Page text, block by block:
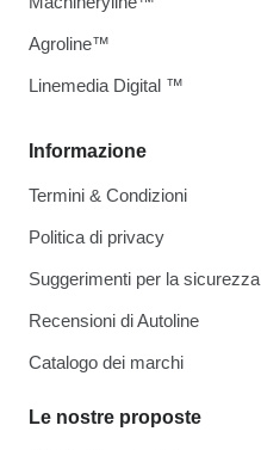
Informazione
Termini & Condizioni
Politica di privacy
Suggerimenti per la sicurezza
Recensioni di Autoline
Catalogo dei marchi
Le nostre proposte
Agroline™
Linemedia Digital ™